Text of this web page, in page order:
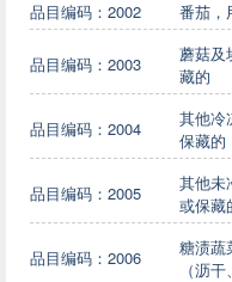
品目编码：2002
番茄，
品目编码：2003
蘑菇及
藏的
品目编码：2004
其他冷
保藏的
品目编码：2005
其他未
或保藏
品目编码：2006
糖渍蔬
（沥